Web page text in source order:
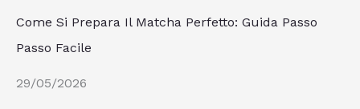
Come Si Prepara Il Matcha Perfetto: Guida Passo
Passo Facile
29/05/2026